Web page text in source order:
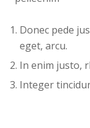
Donec pede
eget, arcu.
In enim justo,
Integer